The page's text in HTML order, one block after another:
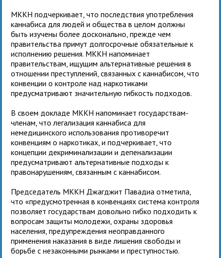
МККН подчеркивает, что последствия употребления
каннабиса для людей и общества в целом должны
быть изучены более досконально, прежде чем
правительства примут долгосрочные обязательные к
исполнению решения. МККН напоминает
правительствам, ищущим альтернативные решения в
отношении преступлений, связанных с каннабисом, что
конвенции о контроле над наркотиками
предусматривают значительную гибкость подходов.
В своем докладе МККН напоминает государствам-
членам, что легализация каннабиса для
немедицинского использования противоречит
конвенциям о наркотиках, и подчеркивает, что
концепции декриминализации и депенализации
предусматривают альтернативные подходы к
правонарушениям, связанным с каннабисом.
Председатель МККН Джагджит Павадиа отметила,
что «предусмотренная в конвенциях система контроля
позволяет государствам довольно гибко подходить к
вопросам защиты молодежи, охраны здоровья
населения, предупреждения неоправданного
применения наказания в виде лишения свободы и
борьбе с незаконными рынками и преступностью.